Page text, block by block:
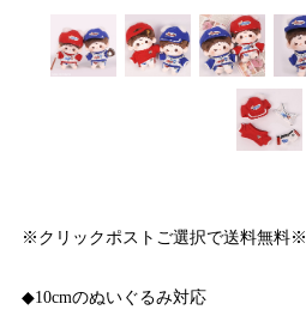
※クリックポストご選択で送料無料※
◆10cmのぬいぐるみ対応